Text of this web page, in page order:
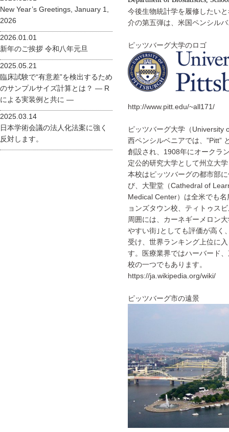
New Year’s Greetings, January 1,
2026
2026.01.01
新年のご挨拶 令和八年元旦
2025.05.21
臨床試験で“有意差”を検出するため
のサンプルサイズ計算とは？ ― R
による実装例と共に ―
2025.03.14
日本学術会議の法人化法案に強く
反対します。
今後生物統計学を履修したい
介の第五弾は、米国ペンシル
ピッツバーグ大学のロゴ
http://www.pitt.edu/~all171/
ピッツバーグ大学（University
西ペンシルベニアでは、”Pitt”
創設され、1908年にオークラ
定公的研究大学として州立大
本校はピッツバーグの都市部
び、大聖堂（Cathedral of
Medical Center）は全米でも
ョンズタウン校、ティトゥス
周囲には、カーネギーメロン
やすい街｣としても評価が高く
受け、世界ランキング上位に
す。医療業界ではハーバード
校の一つでもあります。
https://ja.wikipedia.org/wiki/
ピッツバーグ市の遠景